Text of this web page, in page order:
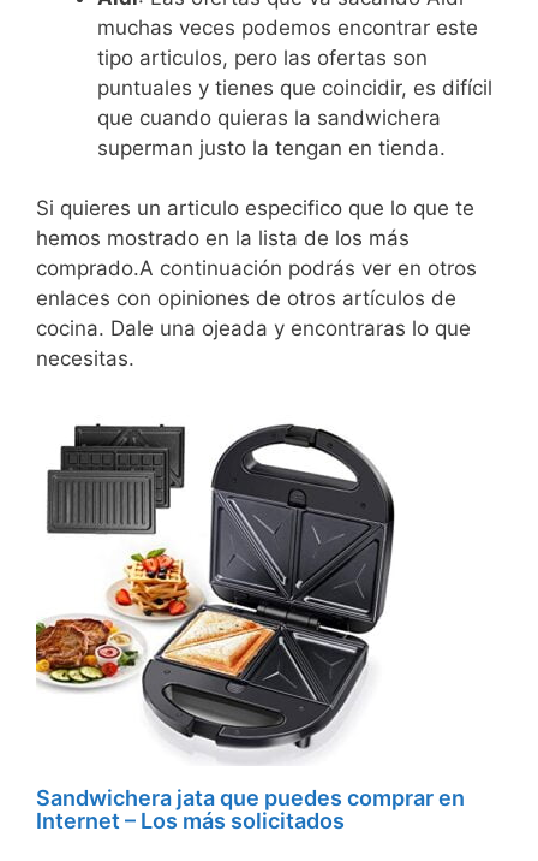
muchas veces podemos encontrar este
tipo articulos, pero las ofertas son
puntuales y tienes que coincidir, es difícil
que cuando quieras la sandwichera
superman justo la tengan en tienda.
Si quieres un articulo especifico que lo que te
hemos mostrado en la lista de los más
comprado.A continuación podrás ver en otros
enlaces con opiniones de otros artículos de
cocina. Dale una ojeada y encontraras lo que
necesitas.
Sandwichera jata que puedes comprar en
Internet – Los más solicitados